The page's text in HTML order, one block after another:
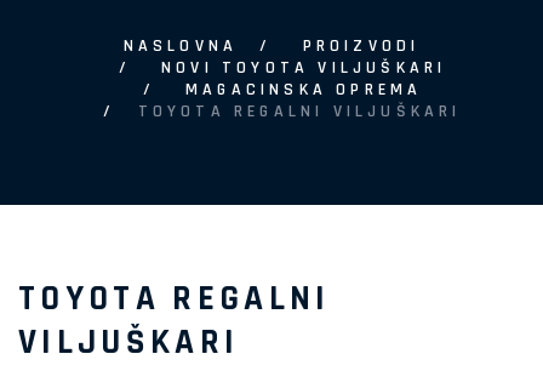
NASLOVNA
PROIZVODI
NOVI TOYOTA VILJUŠKARI
MAGACINSKA OPREMA
TOYOTA REGALNI VILJUŠKARI
TOYOTA REGALNI
VILJUŠKARI